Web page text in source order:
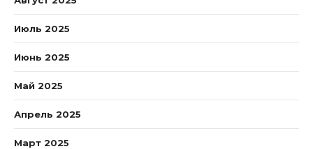
Июль 2025
Июнь 2025
Май 2025
Апрель 2025
Март 2025